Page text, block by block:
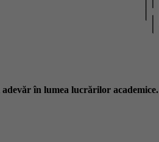
în lumea lucrărilor academice.